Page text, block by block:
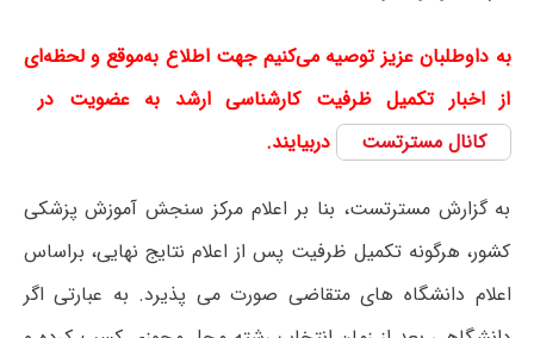
به داوطلبان عزیز توصیه می‌کنیم جهت اطلاع به‌موقع و لحظه‌ای
از اخبار تکمیل ظرفیت کارشناسی ارشد به عضویت در
کانال مسترتست
دربیایند.
به گزارش مسترتست، بنا بر اعلام مرکز سنجش آموزش پزشکی
کشور، هرگونه تکمیل ظرفیت پس از اعلام نتایج نهایی، براساس
اعلام دانشگاه های متقاضی صورت می پذیرد. به عبارتی اگر